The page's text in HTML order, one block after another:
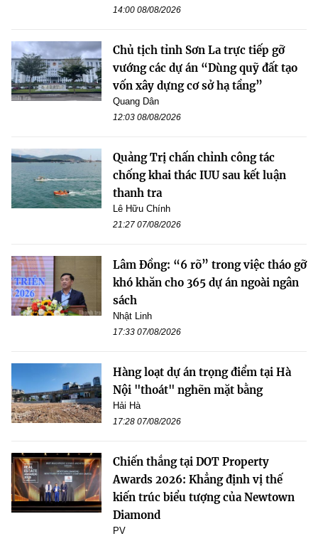
14:00 08/08/2026
Chủ tịch tỉnh Sơn La trực tiếp gỡ
vướng các dự án “Dùng quỹ đất tạo
vốn xây dựng cơ sở hạ tầng”
Quang Dân
12:03 08/08/2026
Quảng Trị chấn chỉnh công tác
chống khai thác IUU sau kết luận
thanh tra
Lê Hữu Chính
21:27 07/08/2026
Lâm Đồng: “6 rõ” trong việc tháo gỡ
khó khăn cho 365 dự án ngoài ngân
sách
Nhật Linh
17:33 07/08/2026
Hàng loạt dự án trọng điểm tại Hà
Nội "thoát" nghẽn mặt bằng
Hải Hà
17:28 07/08/2026
Chiến thắng tại DOT Property
Awards 2026: Khẳng định vị thế
kiến trúc biểu tượng của Newtown
Diamond
PV